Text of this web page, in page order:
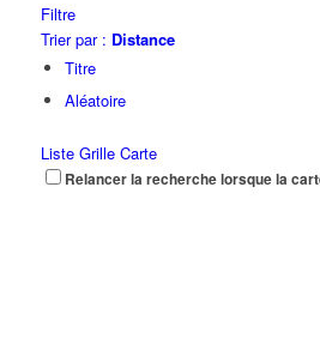
Filtre
Trier par : Distance
Titre
Aléatoire
Liste Grille Carte
Relancer la recherche lorsque la